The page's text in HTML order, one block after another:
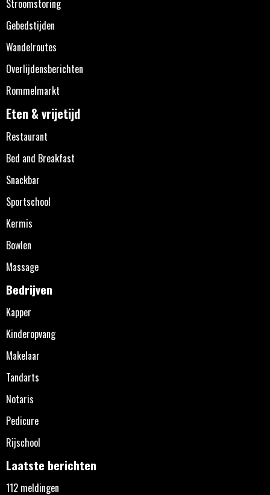
Stroomstoring
Gebedstijden
Wandelroutes
Overlijdensberichten
Rommelmarkt
Eten & vrijetijd
Restaurant
Bed and Breakfast
Snackbar
Sportschool
Kermis
Bowlen
Massage
Bedrijven
Kapper
Kinderopvang
Makelaar
Tandarts
Notaris
Pedicure
Rijschool
Laatste berichten
112 meldingen